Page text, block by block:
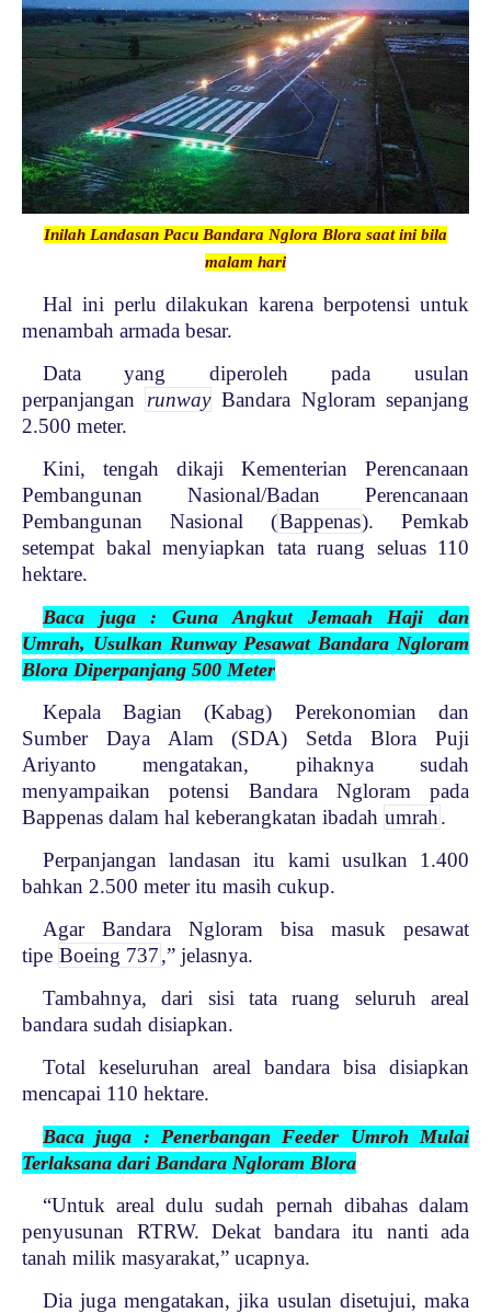
Inilah Landasan Pacu Bandara Nglora Blora saat ini bila
malam hari
Hal ini perlu dilakukan karena berpotensi untuk
menambah armada besar.
Data yang diperoleh pada usulan
perpanjangan
runway Bandara Ngloram sepanjang
2.500 meter.
Kini, tengah dikaji Kementerian Perencanaan
Pembangunan Nasional/Badan Perencanaan
Pembangunan Nasional (Bappenas). Pemkab
setempat bakal menyiapkan tata ruang seluas 110
hektare.
Baca juga : Guna Angkut Jemaah Haji dan
Umrah, Usulkan Runway Pesawat Bandara Ngloram
Blora Diperpanjang 500 Meter
Kepala Bagian (Kabag) Perekonomian dan
Sumber Daya Alam (SDA) Setda Blora Puji
Ariyanto mengatakan, pihaknya sudah
menyampaikan potensi Bandara Ngloram pada
Bappenas dalam hal keberangkatan ibadah umrah.
Perpanjangan landasan itu kami usulkan 1.400
bahkan 2.500 meter itu masih cukup.
Agar Bandara Ngloram bisa masuk pesawat
tipe Boeing 737,” jelasnya.
Tambahnya, dari sisi tata ruang seluruh areal
bandara sudah disiapkan.
Total keseluruhan areal bandara bisa disiapkan
mencapai 110 hektare.
Baca juga : Penerbangan Feeder Umroh Mulai
Terlaksana dari Bandara Ngloram Blora
“Untuk areal dulu sudah pernah dibahas dalam
penyusunan RTRW. Dekat bandara itu nanti ada
tanah milik masyarakat,” ucapnya.
Dia juga mengatakan, jika usulan disetujui, maka